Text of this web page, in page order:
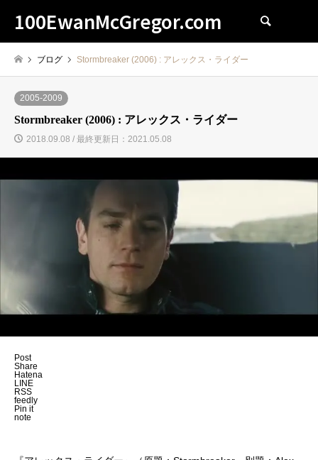
100EwanMcGregor.com
ブログ Stormbreaker (2006) : アレックス・ライダー
2005-2009
Stormbreaker (2006) : アレックス・ライダー
2018.09.08 / 最終更新日：2021.05.08
Post
Share
Hatena
LINE
RSS
feedly
Pin it
note